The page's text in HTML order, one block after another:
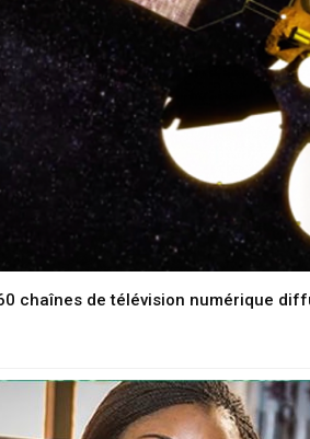
chaînes de télévision numérique